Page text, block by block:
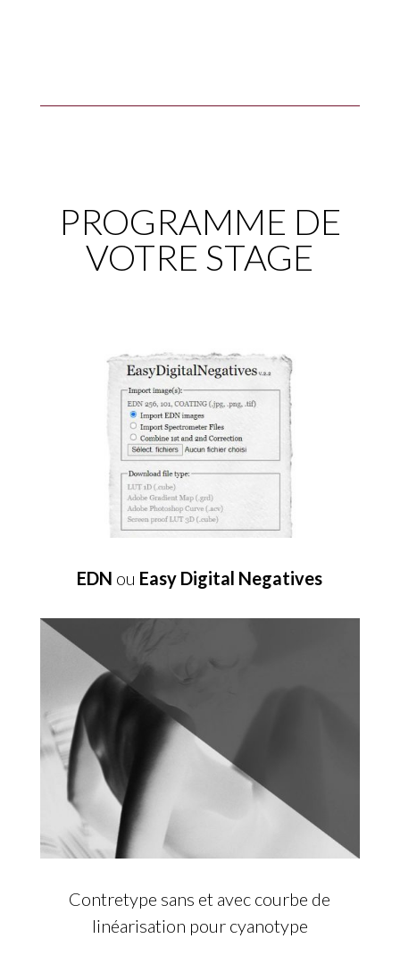
PROGRAMME DE
VOTRE STAGE
EDN ou Easy Digital Negatives
Contretype sans et avec courbe de
linéarisation pour cyanotype